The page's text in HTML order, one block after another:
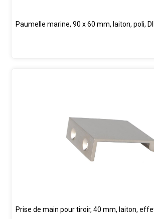
Paumelle marine, 90 x 60 mm, laiton, poli,
Prise de main pour tiroir, 40 mm, laiton,